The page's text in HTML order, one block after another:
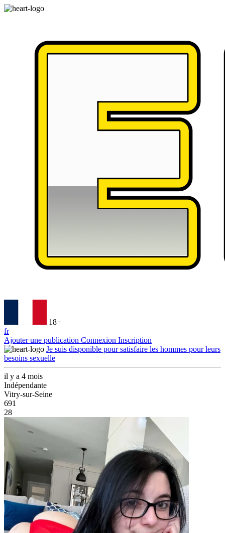
18+
fr
Ajouter une publication Connexion Inscription
Je suis disponible pour satisfaire les hommes pour leurs
besoins sexuelle
il y a 4 mois
Indépendante
Vitry-sur-Seine
691
28